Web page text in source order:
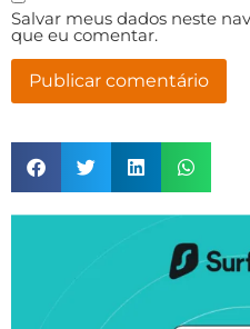
Salvar meus dados neste
que eu comentar.